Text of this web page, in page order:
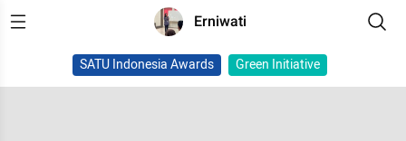
Erniwati
SATU Indonesia Awards Green Initiative